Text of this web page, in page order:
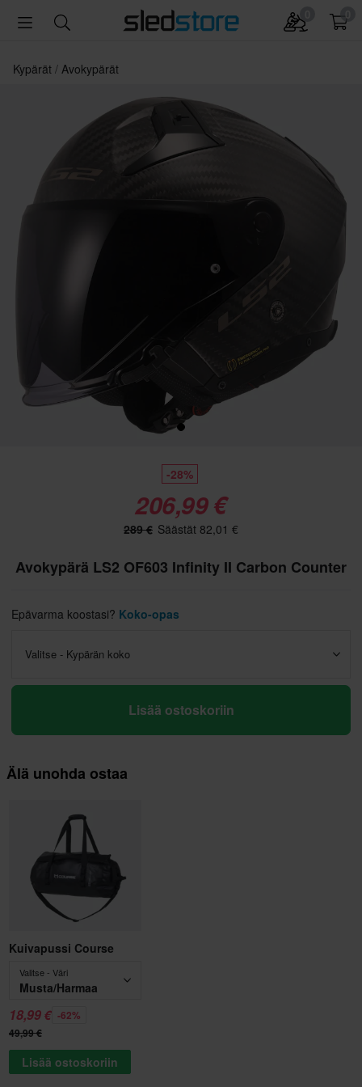
Kypärät Avokypärät
-28%
206,99 €
289 € Säästät 82,01 €
Avokypärä LS2 OF603 Infinity II Carbon Counter
Epävarma koostasi? Koko-opas
Valitse - Kypärän koko
Lisää ostoskoriin
Älä unohda ostaa
Kuivapussi Course
Valitse - Väri
Musta/Harmaa
18,99 € -62%
49,99 €
Lisää ostoskoriin